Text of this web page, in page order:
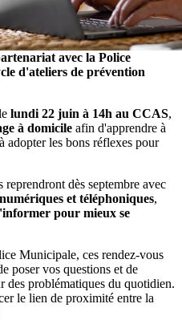
avec la Police
d'ateliers de prévention
lundi 22 juin à 14h au CCAS,
à domicile afin d'apprendre à
adopter les bons réflexes pour
reprendront dès septembre avec
et téléphoniques,
pour mieux se
Municipale, ces rendez-vous
poser vos questions et de
des problématiques du quotidien.
le lien de proximité entre la